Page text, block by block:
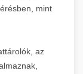
mint
az